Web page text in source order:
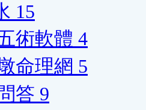
15
術軟體 4
命理網 5
答 9